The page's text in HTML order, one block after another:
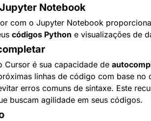
Notebook
com o Jupyter Notebook
códigos Python e visualizações de
Cursor é sua capacidade de
linhas de código com base
erros comuns de sintaxe. Este
buscam agilidade em seus códigos.